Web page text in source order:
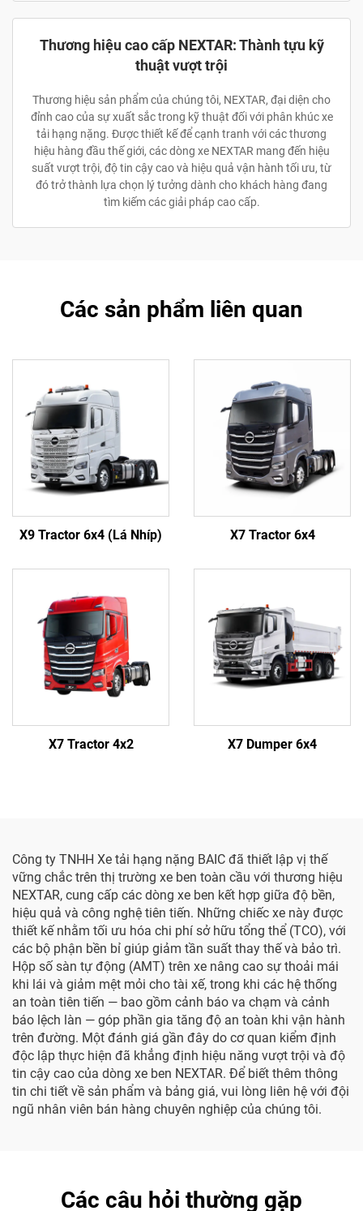
Thương hiệu cao cấp NEXTAR: Thành tựu kỹ
thuật vượt trội
Thương hiệu sản phẩm của chúng tôi, NEXTAR, đại diện cho
đỉnh cao của sự xuất sắc trong kỹ thuật đối với phân khúc xe
tải hạng nặng. Được thiết kế để cạnh tranh với các thương
hiệu hàng đầu thế giới, các dòng xe NEXTAR mang đến hiệu
suất vượt trội, độ tin cậy cao và hiệu quả vận hành tối ưu, từ
đó trở thành lựa chọn lý tưởng dành cho khách hàng đang
tìm kiếm các giải pháp cao cấp.
Các sản phẩm liên quan
X9 Tractor 6x4 (Lá Nhíp) X7 Tractor 6x4
X7 Tractor 4x2 X7 Dumper 6x4
Công ty TNHH Xe tải hạng nặng BAIC đã thiết lập vị thế
vững chắc trên thị trường xe ben toàn cầu với thương hiệu
NEXTAR, cung cấp các dòng xe ben kết hợp giữa độ bền,
hiệu quả và công nghệ tiên tiến. Những chiếc xe này được
thiết kế nhằm tối ưu hóa chi phí sở hữu tổng thể (TCO), với
các bộ phận bền bỉ giúp giảm tần suất thay thế và bảo trì.
Hộp số sàn tự động (AMT) trên xe nâng cao sự thoải mái
khi lái và giảm mệt mỏi cho tài xế, trong khi các hệ thống
an toàn tiên tiến — bao gồm cảnh báo va chạm và cảnh
báo lệch làn — góp phần gia tăng độ an toàn khi vận hành
trên đường. Một đánh giá gần đây do cơ quan kiểm định
độc lập thực hiện đã khẳng định hiệu năng vượt trội và độ
tin cậy cao của dòng xe ben NEXTAR. Để biết thêm thông
tin chi tiết về sản phẩm và bảng giá, vui lòng liên hệ với đội
ngũ nhân viên bán hàng chuyên nghiệp của chúng tôi.
Các câu hỏi thường gặp